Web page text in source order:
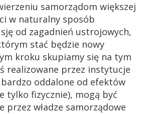
samorządom większej
w naturalny sposób
od zagadnień ustrojowych,
stać będzie nowy
kroku skupiamy się na tym
realizowane przez instytucje
oddalone od efektów
tylko fizycznie), mogą być
przez władze samorządowe